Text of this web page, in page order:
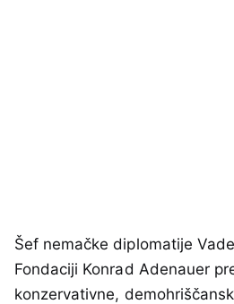
Šef nemačke diplomatije
Fondaciji Konrad Adenauer
konzervativne,